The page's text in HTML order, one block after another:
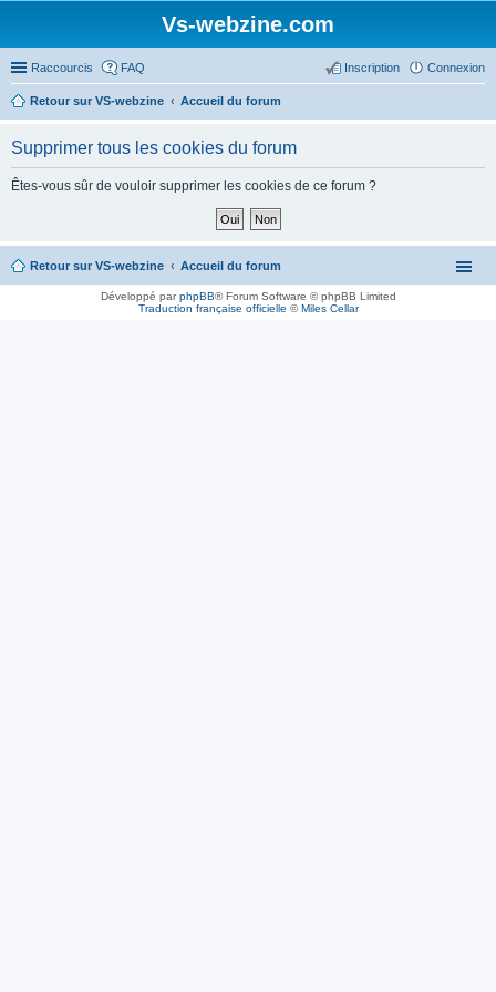
Vs-webzine.com
Raccourcis FAQ Connexion
Inscription
Retour sur VS-webzine Accueil du forum
Supprimer tous les cookies du forum
Êtes-vous sûr de vouloir supprimer les cookies de ce forum ?
Retour sur VS-webzine Accueil du forum
Développé parphpBB® Forum Software © phpBB Limited
Traduction française officielle ©Miles Cellar